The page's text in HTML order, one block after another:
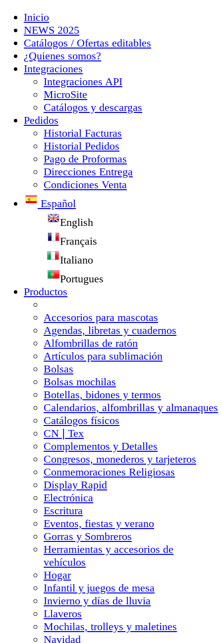
Inicio
NEWS 2025
Catálogos / Ofertas editables
¿Quienes somos?
Integraciones
Integraciones API
MicroSite
Catálogos y descargas
Pedidos
Historial Facturas
Historial Pedidos
Pago de Proformas
Direcciones Entrega
Condiciones Venta
Español
English
Français
Italiano
Portugues
Productos
Accesorios para mascotas
Agendas, libretas y cuadernos
Alfombrillas de ratón
Artículos para sublimación
Bolsas
Bolsas mochilas
Botellas, bidones y termos
Calendarios, alfombrillas y almanaques
Catálogos físicos
CN❘Tex
Complementos y Detalles
Congresos, monederos y tarjeteros
Conmemoraciones Religiosas
Display Rapid
Electrónica
Escritura
Eventos, fiestas y verano
Gorras y Sombreros
Herramientas y accesorios de
vehículos
Hogar
Infantil y juegos de mesa
Invierno y días de lluvia
Llaveros
Mochilas, trolleys y maletines
Navidad